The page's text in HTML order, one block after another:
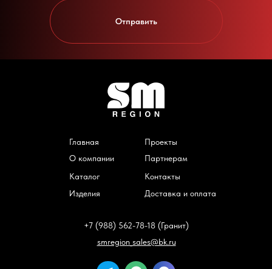
Отправить
Главная
О компании
Каталог
Изделия
Контакты
Партнерам
Проекты
Доставка и оплата
+7 (988) 562-78-18 (Гранит)
smregion_sales@bk.ru